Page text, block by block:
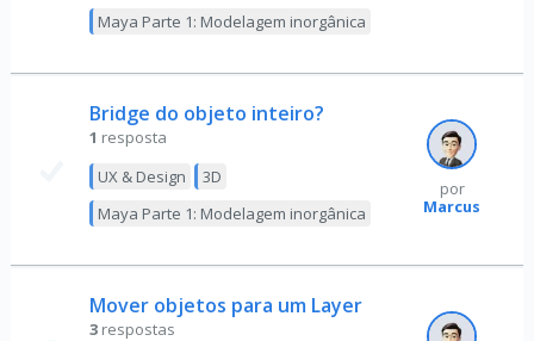
Maya Parte 1: Modelagem inorgânica
Bridge do objeto inteiro?
1 resposta
UX & Design
3D
Maya Parte 1: Modelagem inorgânica
por
Marcus
Mover objetos para um Layer
3 respostas